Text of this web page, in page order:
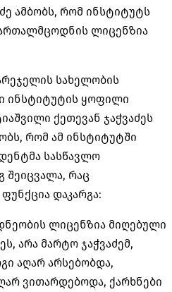
ამბობს, რომ ინსტიტუტს
ლიცენზია
სახელობის
ინსტიტუტის ყოფილი
ქეთევან ჯაჭვაძეს
რომ ამ ინსტიტუტში
სასწავლო
შეიცვალა, რაც
დაკარგა:
ლიცენზია მიღებული
არა მარტო ჯაჭვაძემ,
აღარ არსებობდა,
ვითარდებოდა, ქარხნები